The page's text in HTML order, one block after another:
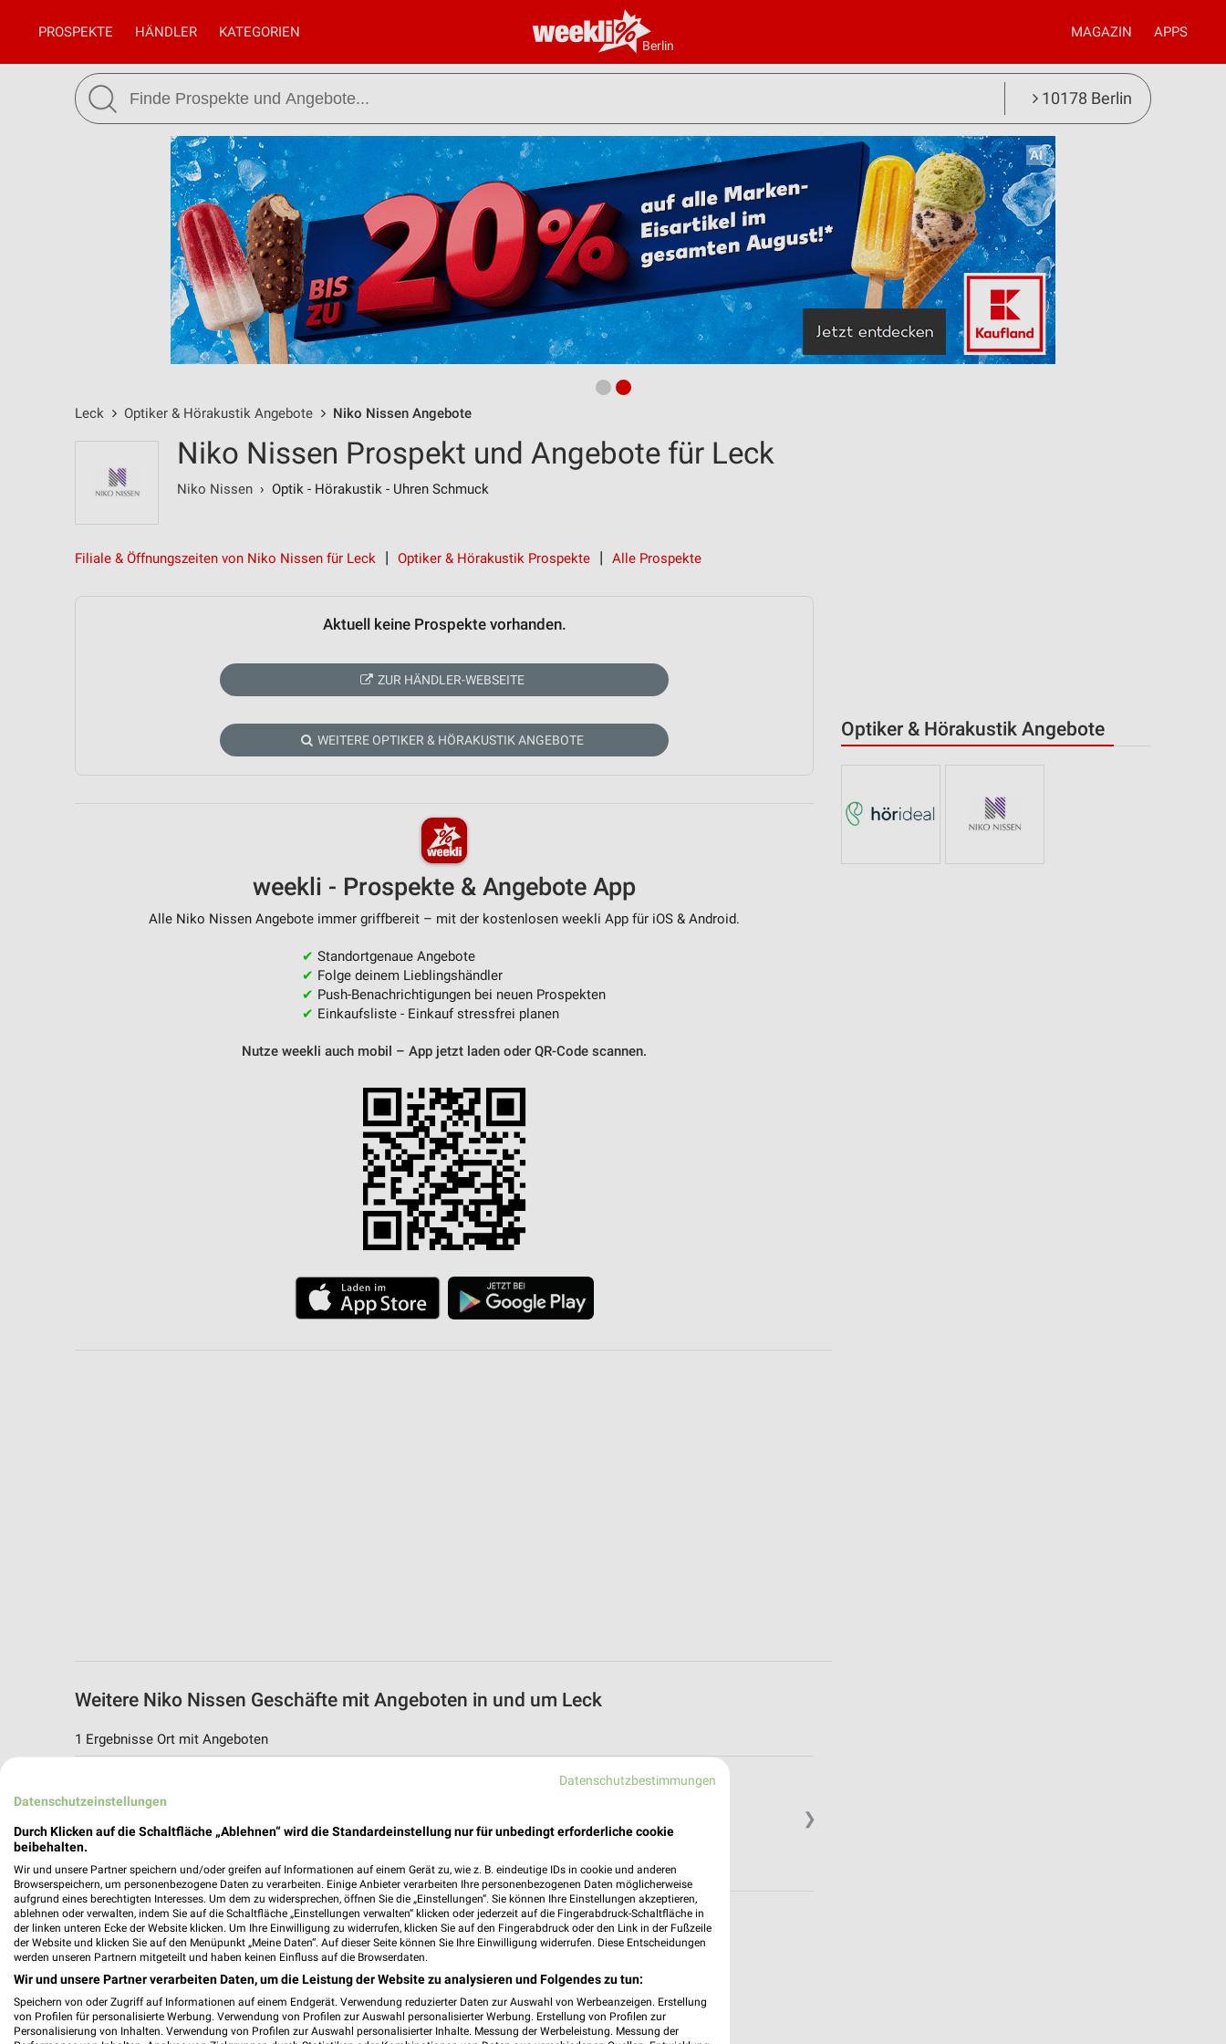
Berlin
PROSPEKTE HÄNDLER KATEGORIEN MAGAZIN APPS
10178 Berlin
Leck Optiker & Hörakustik Angebote Niko Nissen Angebote
Optiker & Hörakustik Angebote
Niko Nissen Prospekt und Angebote für Leck
Niko Nissen › Optik - Hörakustik - Uhren Schmuck
Filiale & Öffnungszeiten von Niko Nissen für Leck Optiker & Hörakustik Prospekte Alle Prospekte
Aktuell keine Prospekte vorhanden.
ZUR HÄNDLER-WEBSEITE
WEITERE OPTIKER & HÖRAKUSTIK ANGEBOTE
weekli - Prospekte & Angebote App
Alle Niko Nissen Angebote immer griffbereit – mit der kostenlosen weekli App für iOS & Android.
✔ Standortgenaue Angebote
✔ Folge deinem Lieblingshändler
✔ Push-Benachrichtigungen bei neuen Prospekten
✔ Einkaufsliste - Einkauf stressfrei planen
Nutze weekli auch mobil – App jetzt laden oder QR-Code scannen.
Weitere Niko Nissen Geschäfte mit Angeboten in und um Leck
1 Ergebnisse Ort mit Angeboten
❯
Niebüll, Deutschland
Datenschutzbestimmungen
Datenschutzeinstellungen
Durch Klicken auf die Schaltfläche „Ablehnen“ wird die Standardeinstellung nur für unbedingt erforderliche cookie
beibehalten.
Wir und unsere Partner speichern und/oder greifen auf Informationen auf einem Gerät zu, wie z. B. eindeutige IDs in cookie und anderen
Browserspeichern, um personenbezogene Daten zu verarbeiten. Einige Anbieter verarbeiten Ihre personenbezogenen Daten möglicherweise
aufgrund eines berechtigten Interesses. Um dem zu widersprechen, öffnen Sie die „Einstellungen“. Sie können Ihre Einstellungen akzeptieren,
ablehnen oder verwalten, indem Sie auf die Schaltfläche „Einstellungen verwalten“ klicken oder jederzeit auf die Fingerabdruck-Schaltfläche in
der linken unteren Ecke der Website klicken. Um Ihre Einwilligung zu widerrufen, klicken Sie auf den Fingerabdruck oder den Link in der Fußzeile
der Website und klicken Sie auf den Menüpunkt „Meine Daten“. Auf dieser Seite können Sie Ihre Einwilligung widerrufen. Diese Entscheidungen
werden unseren Partnern mitgeteilt und haben keinen Einfluss auf die Browserdaten.
Wir und unsere Partner verarbeiten Daten, um die Leistung der Website zu analysieren und Folgendes zu tun:
Speichern von oder Zugriff auf Informationen auf einem Endgerät. Verwendung reduzierter Daten zur Auswahl von Werbeanzeigen. Erstellung
von Profilen für personalisierte Werbung. Verwendung von Profilen zur Auswahl personalisierter Werbung. Erstellung von Profilen zur
Personalisierung von Inhalten. Verwendung von Profilen zur Auswahl personalisierter Inhalte. Messung der Werbeleistung. Messung der